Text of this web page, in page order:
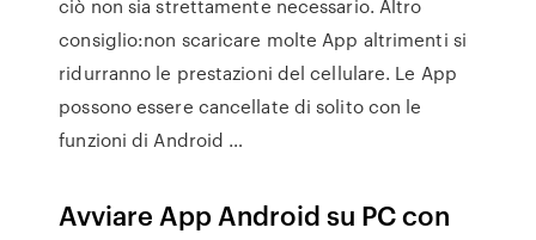
ciò non sia strettamente necessario. Altro
consiglio:non scaricare molte App altrimenti si
ridurranno le prestazioni del cellulare. Le App
possono essere cancellate di solito con le
funzioni di Android …
Avviare App Android su PC con